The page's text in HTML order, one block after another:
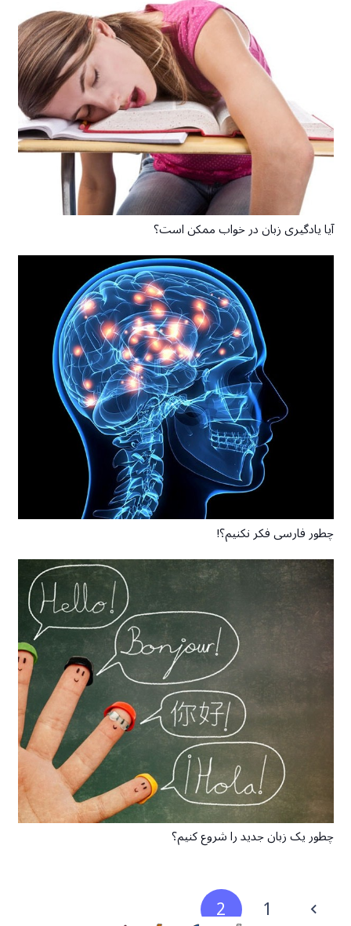
آیا یادگیری زبان در خواب ممکن است؟
چطور فارسی فکر نکنیم؟!
چطور یک زبان جدید را شروع کنیم؟
1
2